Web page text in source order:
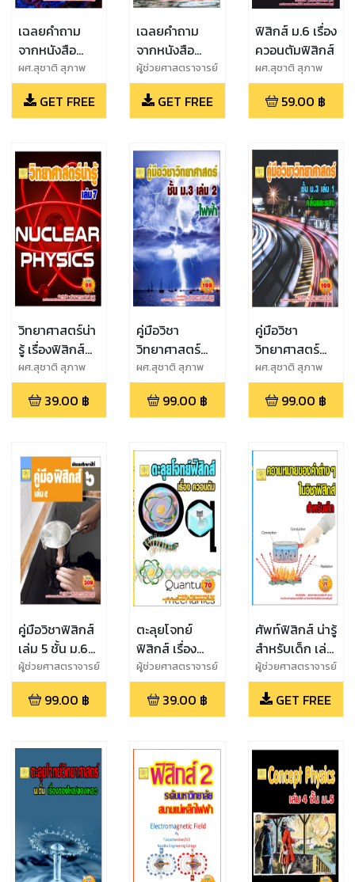
เฉลยคำถาม
จากหนังสือ
ฟิสิกส์ เล่ม 3
ชั้น ม.5 ของ
ผศ.สุชาติ
ผศ.สุชาติ สุภาพ
GET FREE
เฉลยคำถาม
จากหนังสือ
ฟิสิกส์ เล่ม ๑
ชั้นม.๔ ของ
ผศ.สุชาติ
ผู้ช่วยศาสตราจารย์
สุชาติ สุภาพ
GET FREE
ฟิสิกส์ ม.6 เรื่อง
ควอนตัมฟิสิกส์
ผศ.สุชาติ สุภาพ
59.00 ฿
วิทยาศาสตร์น่า
รู้ เรื่องฟิสิกส์
นิวเคลียร์
ผศ.สุชาติ สุภาพ
39.00 ฿
คู่มือวิชา
วิทยาศาสตร์
ม.3 เล่ม 2 เรื่อง
ไฟฟ้า
ผศ.สุชาติ สุภาพ
99.00 ฿
คู่มือวิชา
วิทยาศาสตร์
ชั้น ม.3 เล่ม 1
เรื่องคลื่นและ
แสง
ผศ.สุชาติ สุภาพ
99.00 ฿
คู่มือวิชาฟิสิกส์
เล่ม 5 ชั้น ม.6
หลักสูตรใหม่
พ.ศ. 2560
ผู้ช่วยศาสตราจารย์
สุชาติ สุภาพ
99.00 ฿
ตะลุยโจทย์
ฟิสิกส์ เรื่อง
ฟิสิกส์ควอนตัม
ผู้ช่วยศาสตราจารย์
สุชาติ สุภาพ
39.00 ฿
ศัพท์ฟิสิกส์ น่ารู้
สำหรับเด็ก เล่ม
1
ผู้ช่วยศาสตราจารย์
สุชาติ สุภาพ
GET FREE